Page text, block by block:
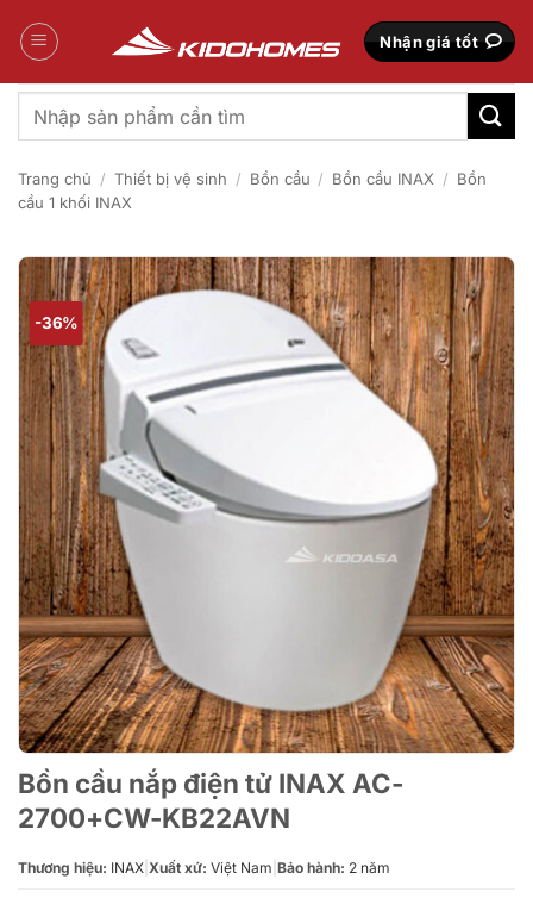
qua
Nhận giá tốt
Tìm
kiếm:
Trang chủ / Thiết bị vệ sinh / Bồn cầu / Bồn cầu INAX / Bồn
cầu 1 khối INAX
-36%
Bồn cầu nắp điện tử INAX AC-
2700+CW-KB22AVN
Thương hiệu: INAX Xuất xứ: Việt Nam Bảo hành: 2 năm